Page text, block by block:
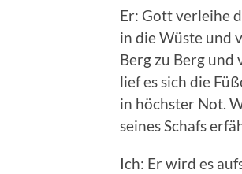
Er: Gott verleihe
in die Wüste und
Berg zu Berg und
lief es sich die
in höchster Not.
seines Schafs
Ich: Er wird es